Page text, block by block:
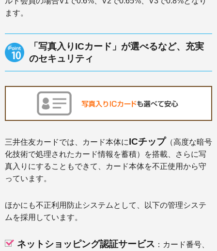
ます。
「写真入りICカード」が選べるなど、充実
のセキュリティ
三井住友カードでは、カード本体にICチップ （高度な暗号
化技術で処理されたカード情報を蓄積）を搭載、さらに写
真入りにすることもできて、カード本体を不正使用から守
っています。
ほかにも不正利用防止システムとして、以下の管理システ
ムを採用しています。
ネットショッピング認証サービス ：カード番号、